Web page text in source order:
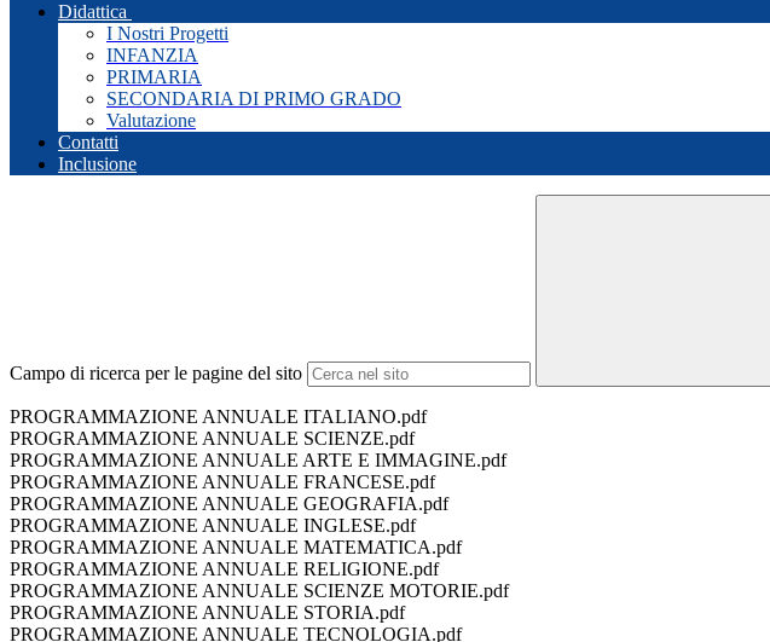
Didattica
I Nostri Progetti
INFANZIA
PRIMARIA
SECONDARIA DI PRIMO GRADO
Valutazione
Contatti
Inclusione
Campo di ricerca per le pagine del sito
PROGRAMMAZIONE ANNUALE ITALIANO.pdf
PROGRAMMAZIONE ANNUALE SCIENZE.pdf
PROGRAMMAZIONE ANNUALE ARTE E IMMAGINE.pdf
PROGRAMMAZIONE ANNUALE FRANCESE.pdf
PROGRAMMAZIONE ANNUALE GEOGRAFIA.pdf
PROGRAMMAZIONE ANNUALE INGLESE.pdf
PROGRAMMAZIONE ANNUALE MATEMATICA.pdf
PROGRAMMAZIONE ANNUALE RELIGIONE.pdf
PROGRAMMAZIONE ANNUALE SCIENZE MOTORIE.pdf
PROGRAMMAZIONE ANNUALE STORIA.pdf
PROGRAMMAZIONE ANNUALE TECNOLOGIA.pdf